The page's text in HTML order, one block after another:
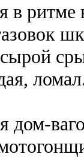
в ритме
дом-